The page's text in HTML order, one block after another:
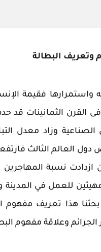
وتعريف البطالة
فقيمة
القرن الثمانينات قد
وزاد معدل
الثالث فارتفعت
ازدادت نسبة
للعمل في المدينة
هذا تعريف مفهوم
وعلاقة مفهوم